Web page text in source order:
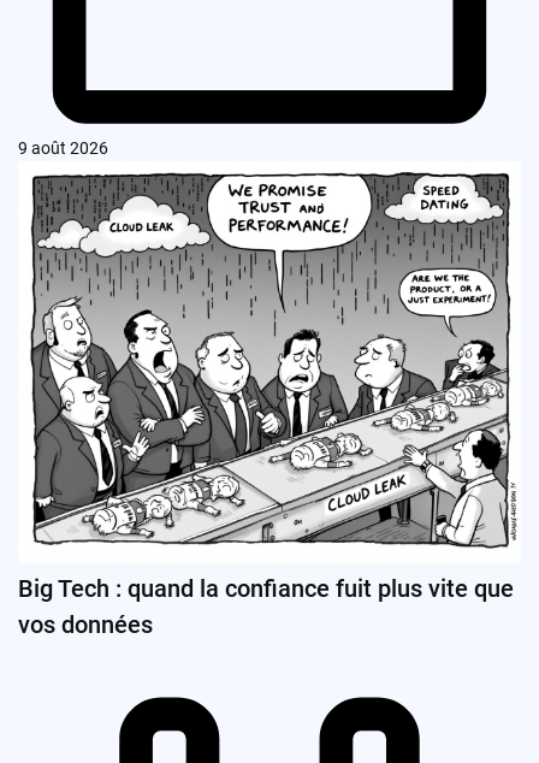
9 août 2026
Big Tech : quand la confiance fuit plus vite que
vos données